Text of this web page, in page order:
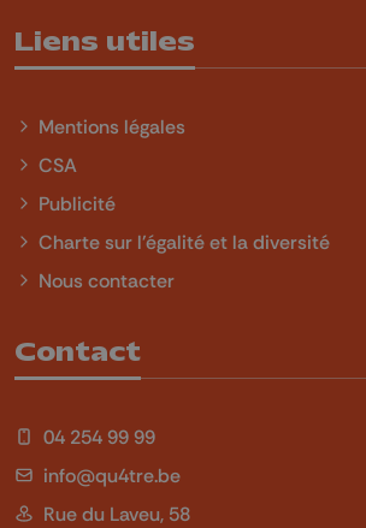
Liens utiles
Mentions légales
CSA
Publicité
Charte sur l'égalité et la diversité
Nous contacter
Contact
04 254 99 99
info@qu4tre.be
Rue du Laveu, 58